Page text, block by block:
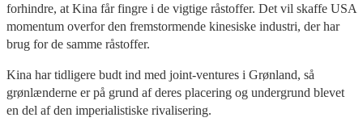
forhindre, at Kina får fingre i de vigtige råstoffer. Det vil skaffe USA
momentum overfor den fremstormende kinesiske industri, der har
brug for de samme råstoffer.
Kina har tidligere budt ind med joint-ventures i Grønland, så
grønlænderne er på grund af deres placering og undergrund blevet
en del af den imperialistiske rivalisering.